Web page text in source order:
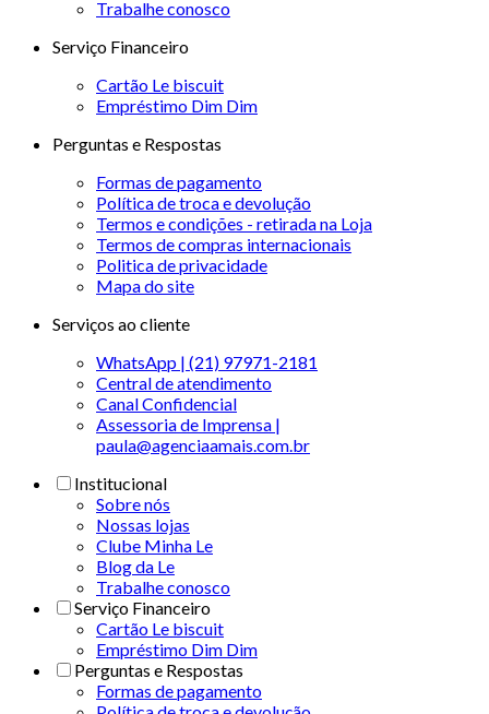
Trabalhe conosco
Serviço Financeiro
Cartão Le biscuit
Empréstimo Dim Dim
Perguntas e Respostas
Formas de pagamento
Política de troca e devolução
Termos e condições - retirada na Loja
Termos de compras internacionais
Politica de privacidade
Mapa do site
Serviços ao cliente
WhatsApp | (21) 97971-2181
Central de atendimento
Canal Confidencial
Assessoria de Imprensa |
paula@agenciaamais.com.br
Institucional
Sobre nós
Nossas lojas
Clube Minha Le
Blog da Le
Trabalhe conosco
Serviço Financeiro
Cartão Le biscuit
Empréstimo Dim Dim
Perguntas e Respostas
Formas de pagamento